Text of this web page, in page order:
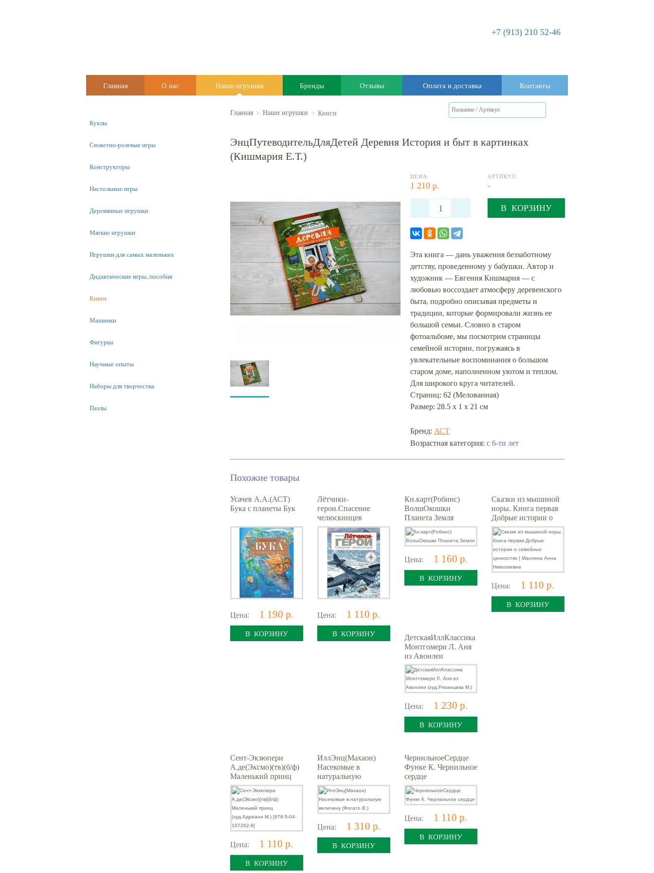
+7 (913) 210 52-46
Главная О нас Наши игрушки Бренды Отзывы Оплата и доставка Контакты
Главная > Наши игрушки > Книги
ЭнцПутеводительДляДетей Деревня История и быт в картинках
(Кишмария Е.Т.)
ЦЕНА:
1 210 р.
АРТИКУЛ:
-
В КОРЗИНУ
Эта книга — дань уважения беззаботному
детству, проведенному у бабушки. Автор и
художник — Евгения Кишмария — с
любовью воссоздает атмосферу деревенского
быта, подробно описывая предметы и
традиции, которые формировали жизнь ее
большой семьи. Словно в старом
фотоальбоме, мы посмотрим страницы
семейной истории, погружаясь в
увлекательные воспоминания о большом
старом доме, наполненном уютом и теплом.
Для широкого круга читателей.
Страниц: 62 (Мелованная)
Размер: 28.5 х 1 х 21 см
Бренд: АСТ
Возрастная категория: с 6-ти лет
Похожие товары
Усачев А.А.(АСТ)
Бука с планеты Бук
Цена: 1 190 р.
В КОРЗИНУ
Лётчики-
герои.Спасение
челюскинцев
Цена: 1 110 р.
В КОРЗИНУ
Кн.карт(Робинс)
ВолшОкошки
Планета Земля
Цена: 1 160 р.
В КОРЗИНУ
Сказки из мышиной
норы. Книга первая
Добрые истории о
семейных ценностях |
Махлина Анна
Николаевна
Цена: 1 110 р.
В КОРЗИНУ
ДетскаяИллКлассика
Монтгомери Л. Аня
из Авонлеи
(худ.Рязанцева М.)
Цена: 1 230 р.
В КОРЗИНУ
Сент-Экзюпери
А.де(Эксмо)(тв)(б/ф)
Маленький принц
(худ.Адреани М.)
[978-5-04-107262-9]
Цена: 1 110 р.
В КОРЗИНУ
ИллЭнц(Махаон)
Насекомые в
натуральную
величину (Фогато В.)
Цена: 1 310 р.
В КОРЗИНУ
ЧернильноеСердце
Функе К. Чернильное
сердце
Цена: 1 110 р.
В КОРЗИНУ
Куклы
Сюжетно-ролевые игры
Конструкторы
Настольные игры
Деревянные игрушки
Мягкие игрушки
Игрушки для самых маленьких
Дидактические игры, пособия
Книги
Машинки
Фигурки
Научные опыты
Наборы для творчества
Пазлы